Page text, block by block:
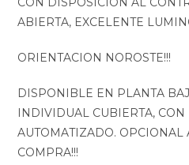
ABIERTA, EXCELENTE
ORIENTACION NOROSTE!!!
DISPONIBLE EN PLANTA
INDIVIDUAL CUBIERTA, CON
AUTOMATIZADO.
COMPRA!!!